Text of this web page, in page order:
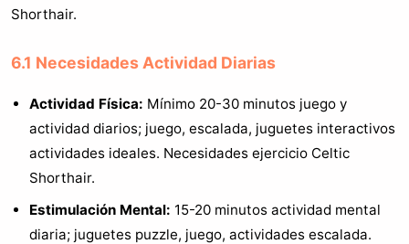
Shorthair.
6.1 Necesidades Actividad Diarias
Actividad Física: Mínimo 20-30 minutos juego y
actividad diarios; juego, escalada, juguetes interactivos
actividades ideales. Necesidades ejercicio Celtic
Shorthair.
Estimulación Mental: 15-20 minutos actividad mental
diaria; juguetes puzzle, juego, actividades escalada.